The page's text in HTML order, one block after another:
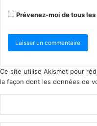
Prévenez-moi de tous
Ce site utilise Akismet pour
la façon dont les données de